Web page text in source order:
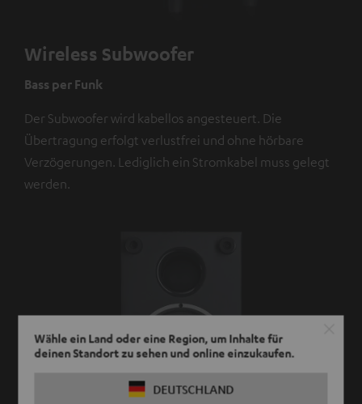
Wähle ein Land oder eine Region, um Inhalte für
deinen Standort zu sehen und online einzukaufen.
DEUTSCHLAND
Wireless Subwoofer
Bass per Funk
Der Subwoofer wird kabellos angesteuert. Die
Übertragung erfolgt verlustfrei und ohne hörbare
Verzögerungen. Lediglich ein Stromkabel muss gelegt
werden.